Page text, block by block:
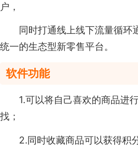
户，
同时打通线上线下流量循环
统一的生态型新零售平台。
软件功能
1.可以将自己喜欢的商品进
找；
2.同时收藏商品可以获得积